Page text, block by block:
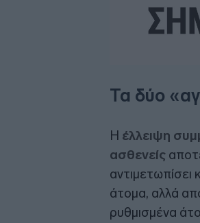
Τα δύο
Η έλλειψη
ασθενείς
άτομα, αλλά
ρυθμισμένα